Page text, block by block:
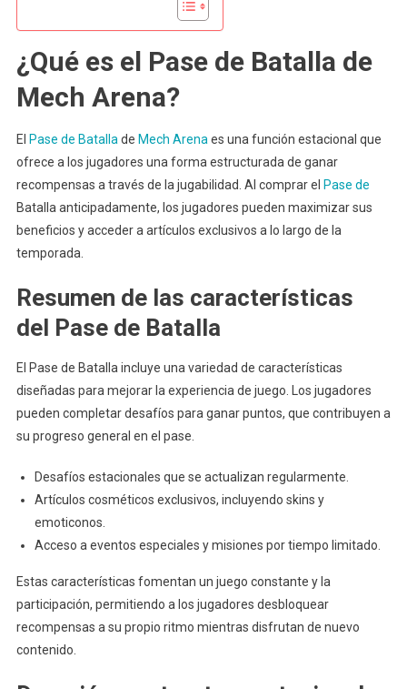
¿Qué es el Pase de Batalla de
Mech Arena?
El Pase de Batallade Mech Arenaes una función estacional que
ofrece a los jugadores una forma estructurada de ganar
recompensas a través de la jugabilidad. Al comprar el Pase de
Batalla anticipadamente, los jugadores pueden maximizar sus
beneficios y acceder a artículos exclusivos a lo largo de la
temporada.
Resumen de las características
del Pase de Batalla
El Pase de Batalla incluye una variedad de características
diseñadas para mejorar la experiencia de juego. Los jugadores
pueden completar desafíos para ganar puntos, que contribuyen a
su progreso general en el pase.
Desafíos estacionales que se actualizan regularmente.
Artículos cosméticos exclusivos, incluyendo skins y
emoticonos.
Acceso a eventos especiales y misiones por tiempo limitado.
Estas características fomentan un juego constante y la
participación, permitiendo a los jugadores desbloquear
recompensas a su propio ritmo mientras disfrutan de nuevo
contenido.